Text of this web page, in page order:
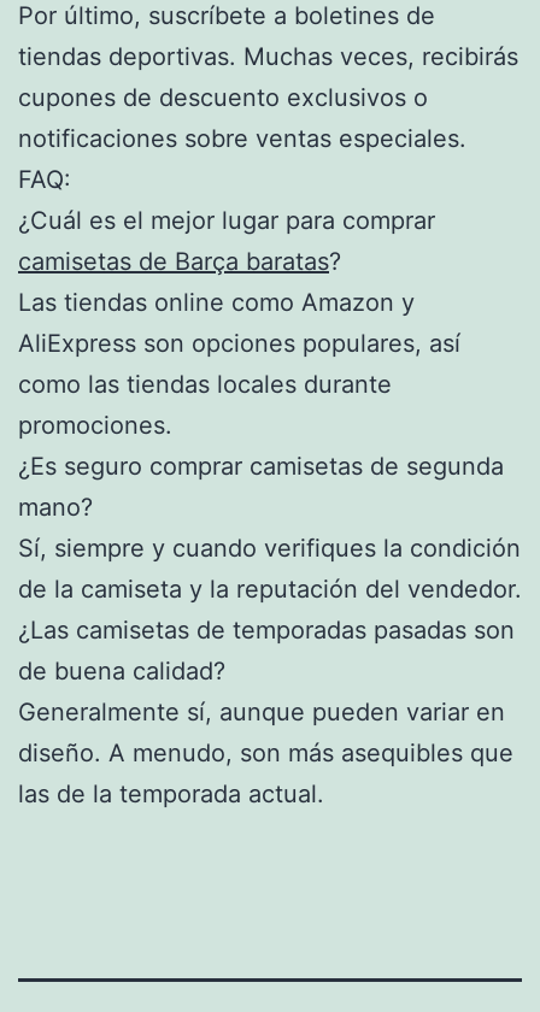
Por último, suscríbete a boletines de
tiendas deportivas. Muchas veces, recibirás
cupones de descuento exclusivos o
notificaciones sobre ventas especiales.
FAQ:
¿Cuál es el mejor lugar para comprar
camisetas de Barça baratas?
Las tiendas online como Amazon y
AliExpress son opciones populares, así
como las tiendas locales durante
promociones.
¿Es seguro comprar camisetas de segunda
mano?
Sí, siempre y cuando verifiques la condición
de la camiseta y la reputación del vendedor.
¿Las camisetas de temporadas pasadas son
de buena calidad?
Generalmente sí, aunque pueden variar en
diseño. A menudo, son más asequibles que
las de la temporada actual.